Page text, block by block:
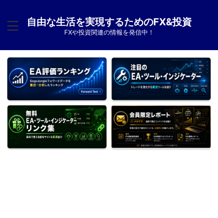
自由な生活を実現するためのFX&投資
FXや投資関連の情報を発信中！